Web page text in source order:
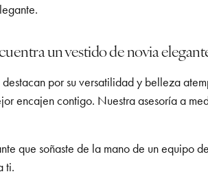
un vestido de novia
por su versatilidad y belleza
encajen contigo. Nuestra asesoría a
que soñaste de la mano de un equipo
ti.